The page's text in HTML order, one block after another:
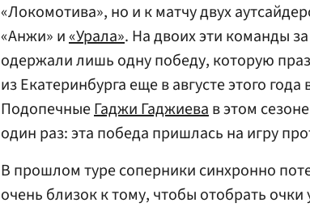
«Локомотива», но и к матчу двух
«Анжи» и«Урала». На двоих эти команды
одержали лишь одну победу, которую
из Екатеринбурга еще в августе этого
ПодопечныеГаджи Гаджиевав этом
один раз: эта победа пришлась на игру
В прошлом туре соперники синхронно
очень близок к тому, чтобы отобрать очки